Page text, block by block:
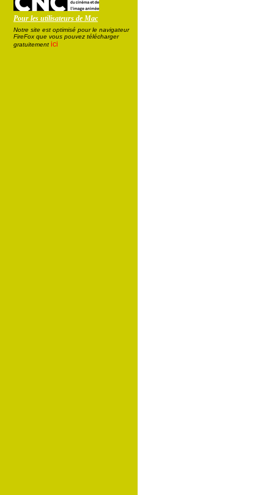
Pour les utilisateurs de Mac
Notre site est optimisé pour le navigateur
FireFox que vous pouvez télécharger
gratuitement ici